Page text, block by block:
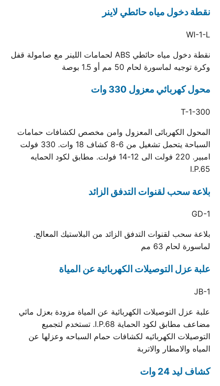
نقطة دخول مياه حائطي لاينر
WI-1-L
نقطة دخول مياه حائطي ABS لحمامات اللينر مع صامولة قفل
وكرة توجيه لماسورة لحام 50 مم أو 1.5 بوصة
محول كهربائي معزول 330 وات
T-1-300
المحول الكهربائى المعزول وامن مخصص لكشافات حمامات
السباحة يتحمل تشغيل من 6-8 كشاف 18 وات. 330 فولت
امبير. 220 فولت الى 12-14 فولت. مطابق لكود الحمايه
I.P.65
بلاعة سحب لقنوات التدفق الزائد
GD-1
بلاعة سحب لقنوات التدفق الزائد من البلاستيك المعالج.
لماسورة لحام 63 مم
علبة عزل التوصيلات الكهربائية عن المياة
JB-1
علبة عزل التوصيلات الكهربائية عن المياة مزودة بعزل مائي
مضاعف مطابق لكود الحماية I.P.68. تستخدم لتجميع
التوصيلات الكهربائيه لكشافات حمام السباحه وعزلها عن
المياه والامطار والاتربة
كشاف ليد 24 وات